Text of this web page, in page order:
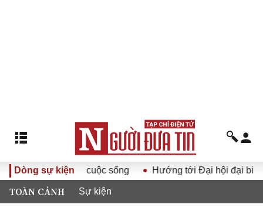
Dòng sự kiện
XIV vào cuộc sống Hướng tới Đại hội đại biểu toàn
TOÀN CẢNH Sự kiện